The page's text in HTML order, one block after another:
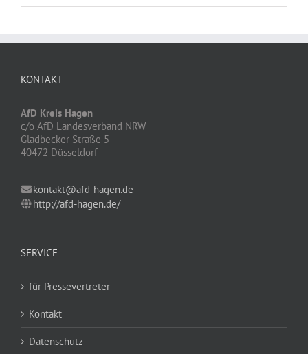
KONTAKT
AfD Kreis Hagen
c/o AfD Landesverband NRW
Gladbecker Straße 5
40472 Düsseldorf
kontakt@afd-hagen.de
http://afd-hagen.de/
SERVICE
für Pressevertreter
Kontakt
Datenschutz